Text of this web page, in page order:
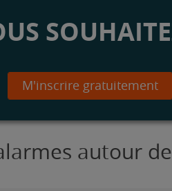
M'inscrire gratuitement
autour